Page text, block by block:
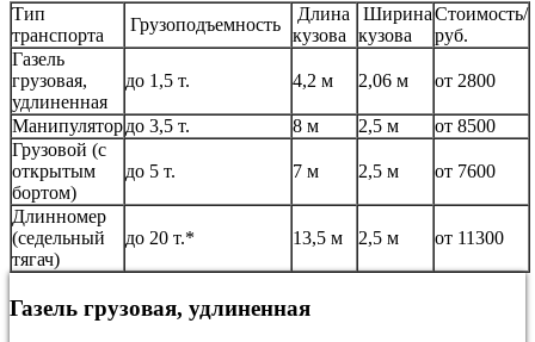
Тип
транспорта
Грузоподъемность
Длина
кузова
Ширина
кузова
Стоимость/
руб.
Газель
грузовая,
удлиненная
до 1,5 т. 4,2 м 2,06 м от 2800
Манипулятордо 3,5 т. 8 м 2,5 м
от 8500
Грузовой (с
открытым
бортом)
до 5 т. 7 м 2,5 м от 7600
Длинномер
(седельный
тягач)
до 20 т.* 13,5 м 2,5 м от 11300
Газель грузовая, удлиненная